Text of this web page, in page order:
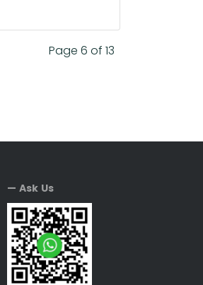
Page 6 of 13
— Ask Us